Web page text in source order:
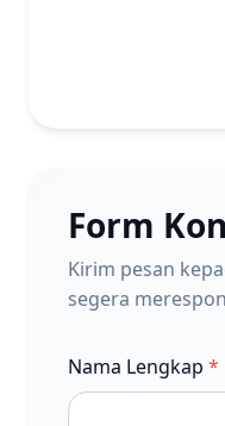
Form
Kirim pesan
segera
Nama Lengkap *